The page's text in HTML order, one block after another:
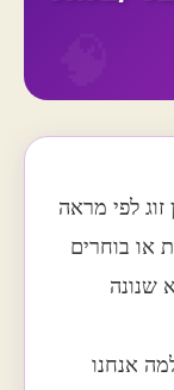
זוג לפי מראה
או בוחרים
שנונה
אנחנו